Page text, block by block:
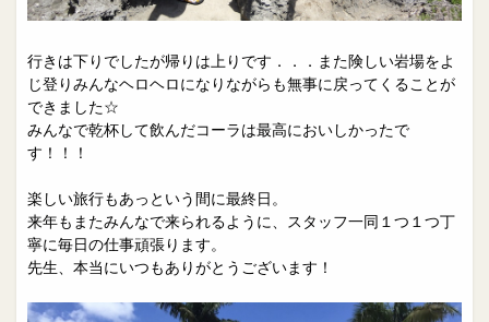
行きは下りでしたが帰りは上りです．．．また険しい岩場をよ
じ登りみんなヘロヘロになりながらも無事に戻ってくることが
できました☆
みんなで乾杯して飲んだコーラは最高においしかったで
す！！！
楽しい旅行もあっという間に最終日。
来年もまたみんなで来られるように、スタッフ一同１つ１つ丁
寧に毎日の仕事頑張ります。
先生、本当にいつもありがとうございます！